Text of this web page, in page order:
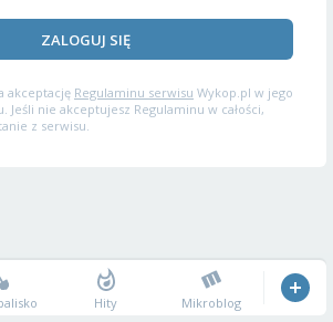
ZALOGUJ SIĘ
akceptację Regulaminu serwisu Wykop.pl w jego
nie akceptujesz Regulaminu w całości,
z serwisu.
Hity Mikroblog